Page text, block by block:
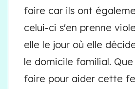
faire car ils ont
celui-ci s'en prenne
elle le jour où elle
le domicile familial.
faire pour aider cette